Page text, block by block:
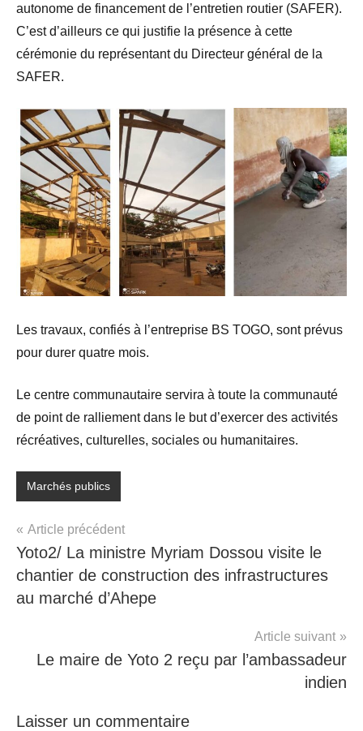
autonome de financement de l’entretien routier (SAFER).
C’est d’ailleurs ce qui justifie la présence à cette
cérémonie du représentant du Directeur général de la
SAFER.
Les travaux, confiés à l’entreprise BS TOGO, sont prévus
pour durer quatre mois.
Le centre communautaire servira à toute la communauté
de point de ralliement dans le but d’exercer des activités
récréatives, culturelles, sociales ou humanitaires.
Marchés publics
Article précédent
Yoto2/ La ministre Myriam Dossou visite le
chantier de construction des infrastructures
au marché d’Ahepe
Article suivant
Le maire de Yoto 2 reçu par l’ambassadeur
indien
Laisser un commentaire